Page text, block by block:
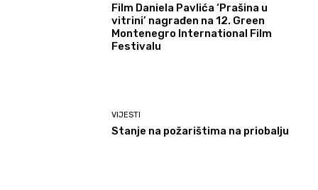
Film Daniela Pavlića ‘Prašina u
vitrini’ nagrađen na 12. Green
Montenegro International Film
Festivalu
VIJESTI
Stanje na požarištima na priobalju